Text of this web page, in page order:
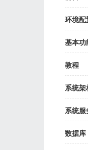
环境配
基本功
教程
系统架
系统服
数据库